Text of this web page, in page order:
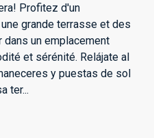
Profitez d'un
grande terrasse et des
dans un emplacement
et sérénité. Relájate al
y puestas de sol
ter...